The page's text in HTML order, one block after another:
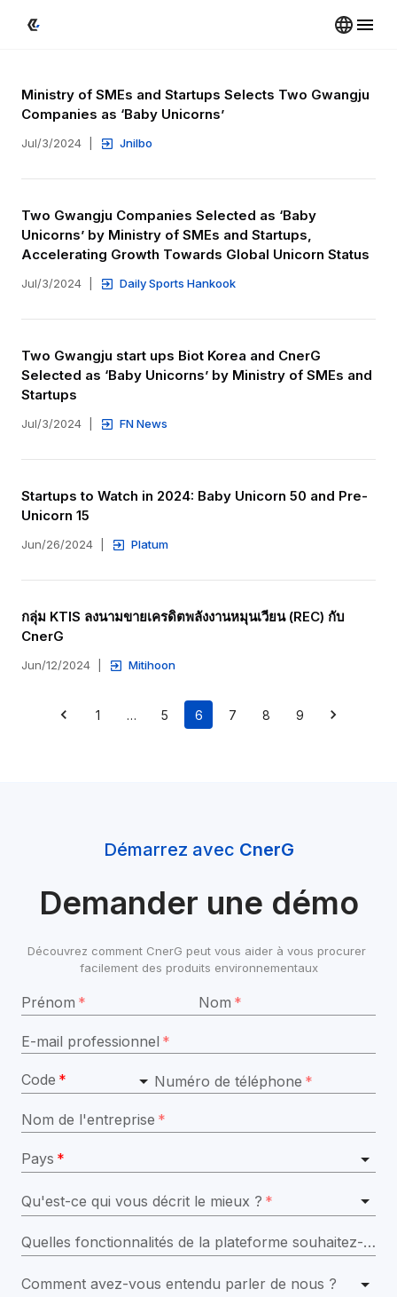
Ministry of SMEs and Startups Selects Two Gwangju
Companies as ‘Baby Unicorns’
Jul/3/2024 Jnilbo
Two Gwangju Companies Selected as ‘Baby
Unicorns’ by Ministry of SMEs and Startups,
Accelerating Growth Towards Global Unicorn Status
Jul/3/2024 Daily Sports Hankook
Two Gwangju start ups Biot Korea and CnerG
Selected as ‘Baby Unicorns’ by Ministry of SMEs and
Startups
Jul/3/2024 FN News
Startups to Watch in 2024: Baby Unicorn 50 and Pre-
Unicorn 15
Jun/26/2024 Platum
กลุ่ม KTIS ลงนามขายเครดิตพลังงานหมุนเวียน (REC) กับ
CnerG
Jun/12/2024 Mitihoon
1 … 5 6 7 8 9
Démarrez avec CnerG
Demander une démo
Découvrez comment CnerG peut vous aider à vous procurer
facilement des produits environnementaux
Prénom * Nom *
E-mail professionnel *
Code * Numéro de téléphone *
Nom de l'entreprise *
Pays *
Qu'est-ce qui vous décrit le mieux ? *
Quelles fonctionnalités de la plateforme souhaitez-vous explorer dans la démo ?
Comment avez-vous entendu parler de nous ?